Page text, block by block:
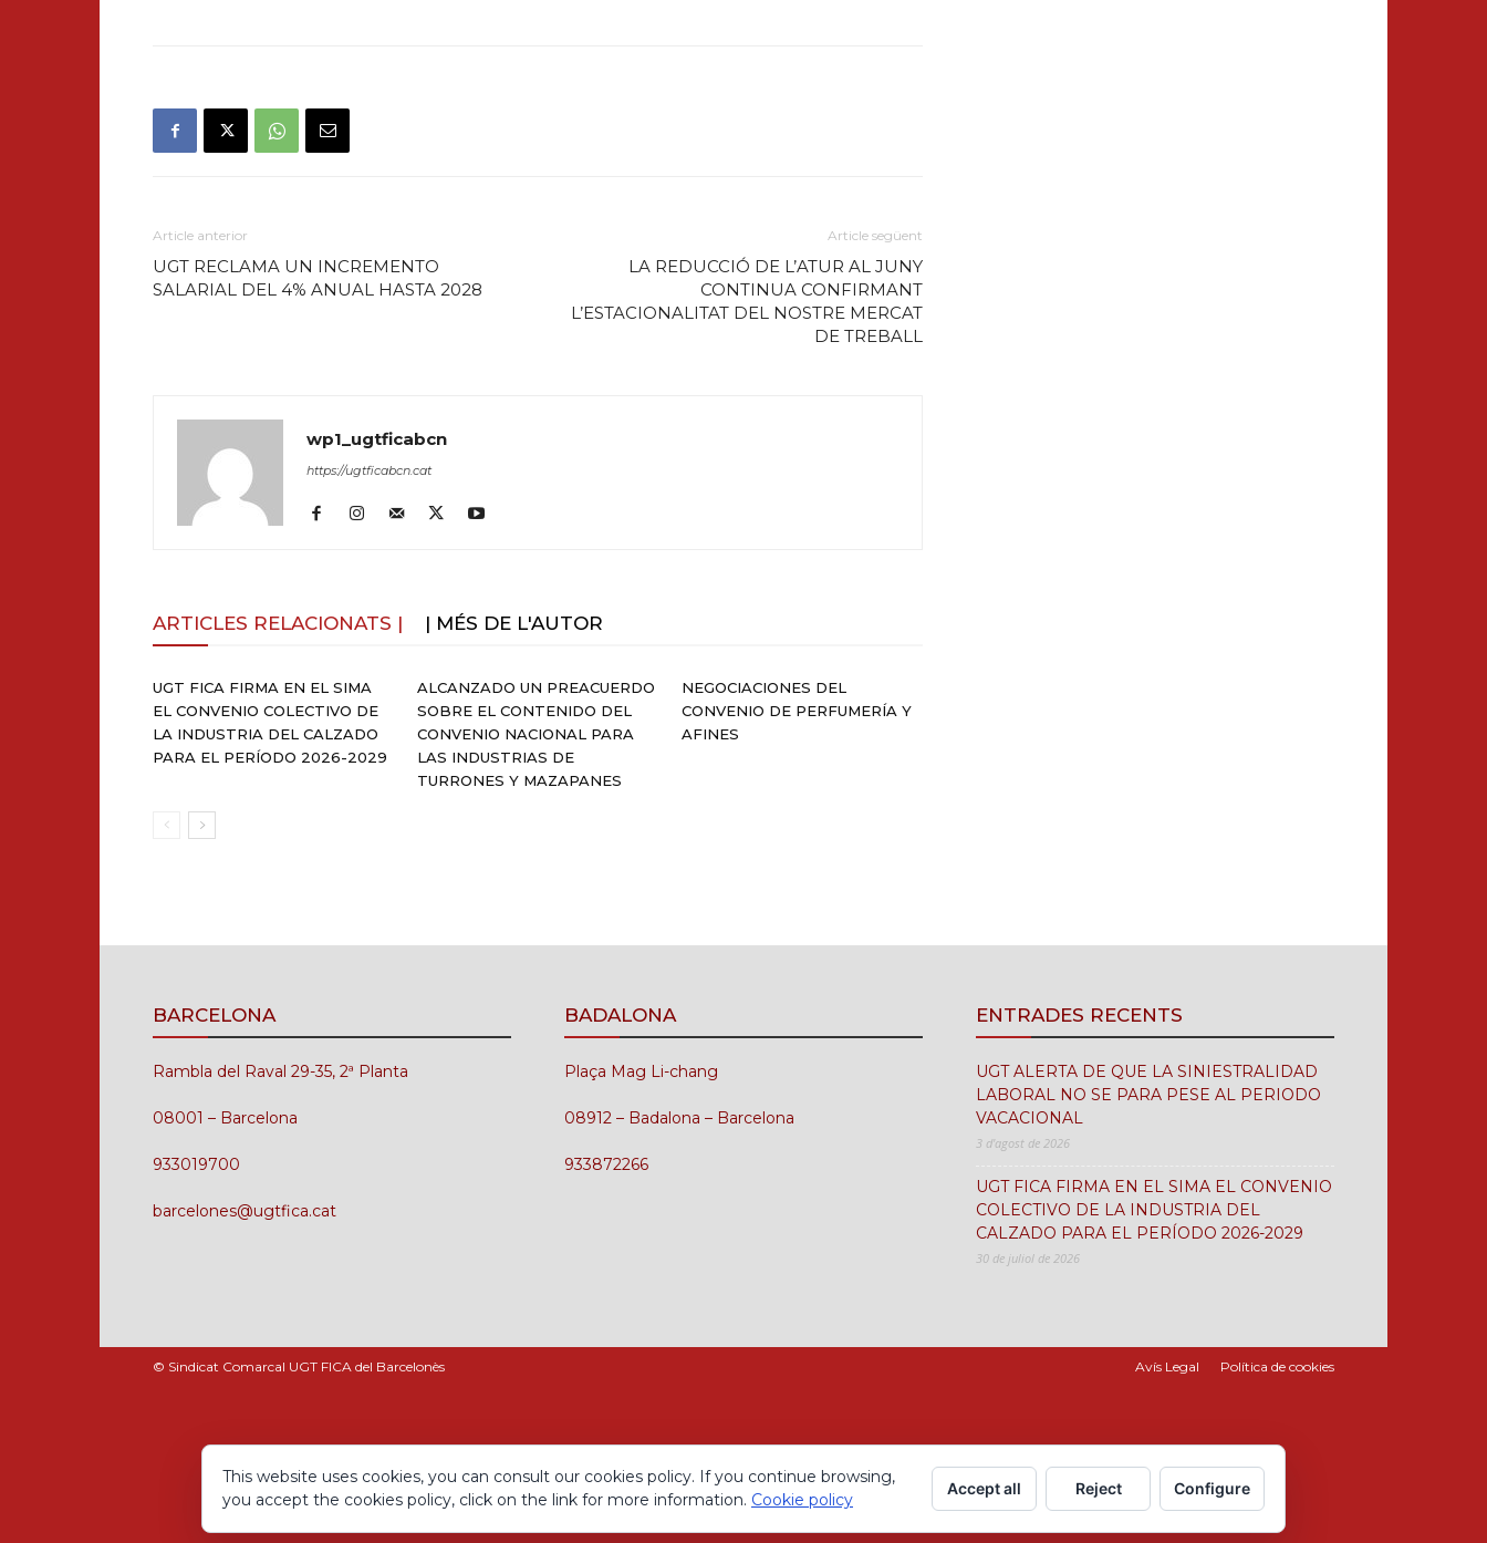
Article anterior
UGT RECLAMA UN INCREMENTO
SALARIAL DEL 4% ANUAL HASTA 2028
Article següent
LA REDUCCIÓ DE L’ATUR AL JUNY
CONTINUA CONFIRMANT
L’ESTACIONALITAT DEL NOSTRE MERCAT
DE TREBALL
wp1_ugtficabcn
https://ugtficabcn.cat
ARTICLES RELACIONATS | | MÉS DE L'AUTOR
UGT FICA FIRMA EN EL SIMA
EL CONVENIO COLECTIVO DE
LA INDUSTRIA DEL CALZADO
PARA EL PERÍODO 2026-2029
ALCANZADO UN PREACUERDO
SOBRE EL CONTENIDO DEL
CONVENIO NACIONAL PARA
LAS INDUSTRIAS DE
TURRONES Y MAZAPANES
NEGOCIACIONES DEL
CONVENIO DE PERFUMERÍA Y
AFINES
BARCELONA
Rambla del Raval 29-35, 2ª Planta
08001 – Barcelona
933019700
barcelones@ugtfica.cat
BADALONA
Plaça Mag Li-chang
08912 – Badalona – Barcelona
933872266
ENTRADES RECENTS
UGT ALERTA DE QUE LA SINIESTRALIDAD
LABORAL NO SE PARA PESE AL PERIODO
VACACIONAL
3 d'agost de 2026
UGT FICA FIRMA EN EL SIMA EL CONVENIO
COLECTIVO DE LA INDUSTRIA DEL
CALZADO PARA EL PERÍODO 2026-2029
30 de juliol de 2026
Avís Legal Política de cookies
© Sindicat Comarcal UGT FICA del Barcelonès
This website uses cookies, you can consult our cookies policy. If you continue browsing,
you accept the cookies policy, click on the link for more information. Cookie policy
Accept all Reject Configure